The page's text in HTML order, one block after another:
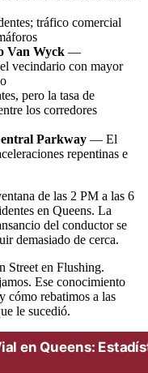
tráfico comercial
Van Wyck —
vecindario con mayor
pero la tasa de
los corredores
Parkway — El
repentinas e
de las 2 PM a las 6
en Queens. La
del conductor se
demasiado de cerca.
Street en Flushing.
Ese conocimiento
cómo rebatimos a las
le sucedió.